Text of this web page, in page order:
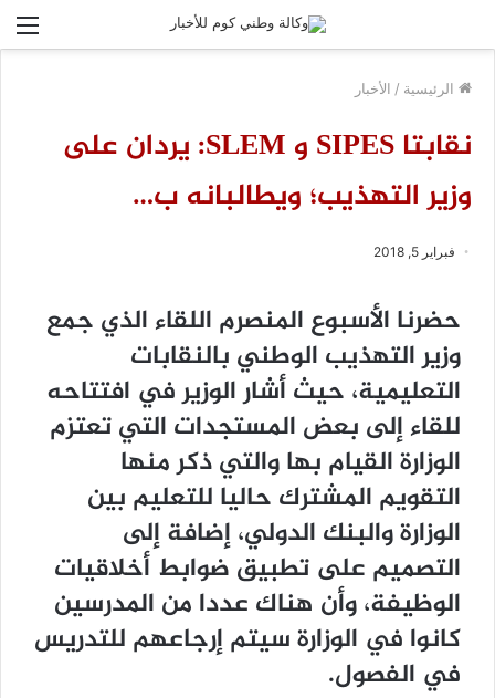
الرئيسية / الأخبار
نقابتا SIPES و SLEM: يردان على
وزير التهذيب؛ ويطالبانه ب…
فبراير 5, 2018
حضرنا الأسبوع المنصرم اللقاء الذي جمع
وزير التهذيب الوطني بالنقابات
التعليمية، حيث أشار الوزير في افتتاحه
للقاء إلى بعض المستجدات التي تعتزم
الوزارة القيام بها والتي ذكر منها
التقويم المشترك حاليا للتعليم بين
الوزارة والبنك الدولي، إضافة إلى
التصميم على تطبيق ضوابط أخلاقيات
الوظيفة، وأن هناك عددا من المدرسين
كانوا في الوزارة سيتم إرجاعهم للتدريس
في الفصول.